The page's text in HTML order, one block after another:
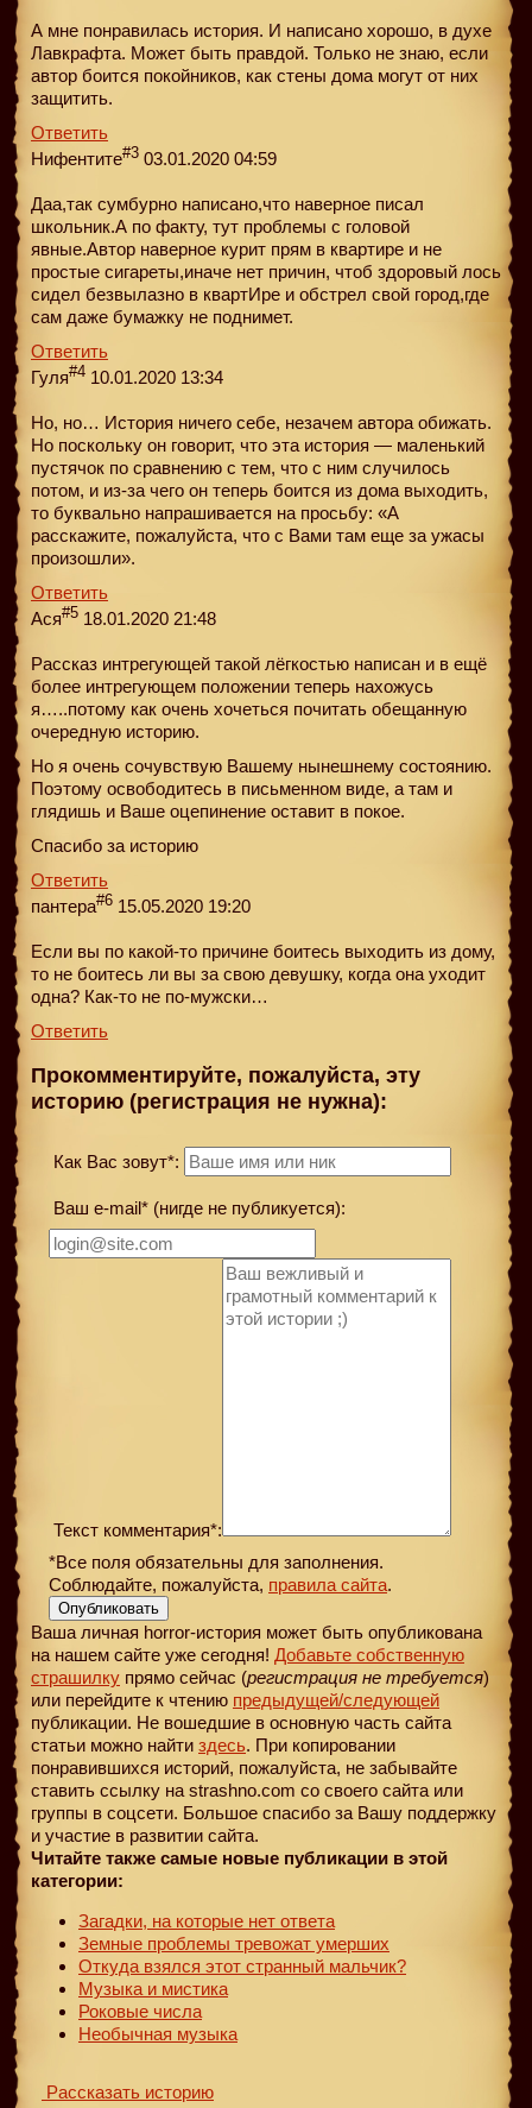
А мне понравилась история. И написано хорошо, в духе
Лавкрафта. Может быть правдой. Только не знаю, если
автор боится покойников, как стены дома могут от них
защитить.
Ответить
Нифентите#3 03.01.2020 04:59
Даа,так сумбурно написано,что наверное писал
школьник.А по факту, тут проблемы с головой
явные.Автор наверное курит прям в квартире и не
простые сигареты,иначе нет причин, чтоб здоровый лось
сидел безвылазно в квартИре и обстрел свой город,где
сам даже бумажку не поднимет.
Ответить
Гуля#4 10.01.2020 13:34
Но, но… История ничего себе, незачем автора обижать.
Но поскольку он говорит, что эта история — маленький
пустячок по сравнению с тем, что с ним случилось
потом, и из-за чего он теперь боится из дома выходить,
то буквально напрашивается на просьбу: «А
расскажите, пожалуйста, что с Вами там еще за ужасы
произошли».
Ответить
Ася#5 18.01.2020 21:48
Рассказ интрегующей такой лёгкостью написан и в ещё
более интрегующем положении теперь нахожусь
я…..потому как очень хочеться почитать обещанную
очередную историю.
Но я очень сочувствую Вашему нынешнему состоянию.
Поэтому освободитесь в письменном виде, а там и
глядишь и Ваше оцепинение оставит в покое.
Спасибо за историю
Ответить
пантера#6 15.05.2020 19:20
Если вы по какой-то причине боитесь выходить из дому,
то не боитесь ли вы за свою девушку, когда она уходит
одна? Как-то не по-мужски…
Ответить
Прокомментируйте, пожалуйста, эту
историю (регистрация не нужна):
Как Вас зовут*:
Ваш e-mail* (нигде не публикуется):
Текст комментария*:
*Все поля обязательны для заполнения.
Соблюдайте, пожалуйста, правила сайта.
Опубликовать
Ваша личная horror-история может быть опубликована
на нашем сайте уже сегодня! Добавьте собственную
страшилку прямо сейчас (регистрация не требуется)
или перейдите к чтению предыдущей/следующей
публикации. Не вошедшие в основную часть сайта
статьи можно найти здесь. При копировании
понравившихся историй, пожалуйста, не забывайте
ставить ссылку на strashno.com со своего сайта или
группы в соцсети. Большое спасибо за Вашу поддержку
и участие в развитии сайта.
Читайте также самые новые публикации в этой
категории:
Загадки, на которые нет ответа
Земные проблемы тревожат умерших
Откуда взялся этот странный мальчик?
Музыка и мистика
Роковые числа
Необычная музыка
Рассказать историю